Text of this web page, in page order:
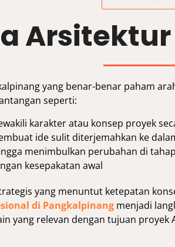
yang benar-benar paham
seperti:
karakter atau konsep proyek
ide sulit diterjemahkan ke
menimbulkan perubahan di
kesepakatan awal
yang menuntut ketepatan
di Pangkalpinang menjadi
yang relevan dengan tujuan proyek